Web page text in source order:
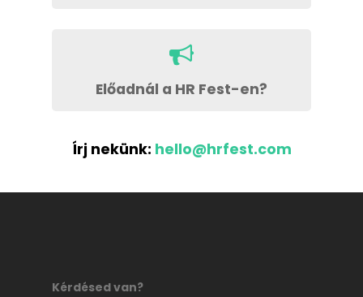
Előadnál a HR Fest-en?
Írj nekünk: hello@hrfest.com
Kérdésed van?